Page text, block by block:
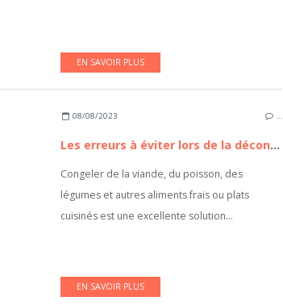
EN SAVOIR PLUS
08/08/2023 …
Les erreurs à éviter lors de la décongélation des aliments
Congeler de la viande, du poisson, des
légumes et autres aliments frais ou plats
cuisinés est une excellente solution...
EN SAVOIR PLUS